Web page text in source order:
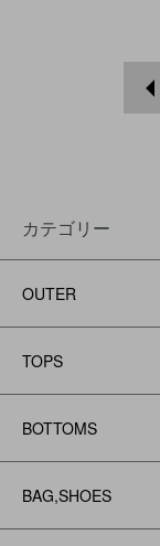
カテゴリー
OUTER
TOPS
BOTTOMS
BAG,SHOES